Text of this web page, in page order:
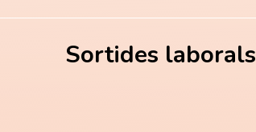
Sortides laborals